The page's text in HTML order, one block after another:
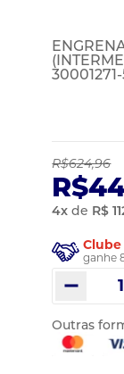
R$624,96
4x de R$
ganhe
Outras